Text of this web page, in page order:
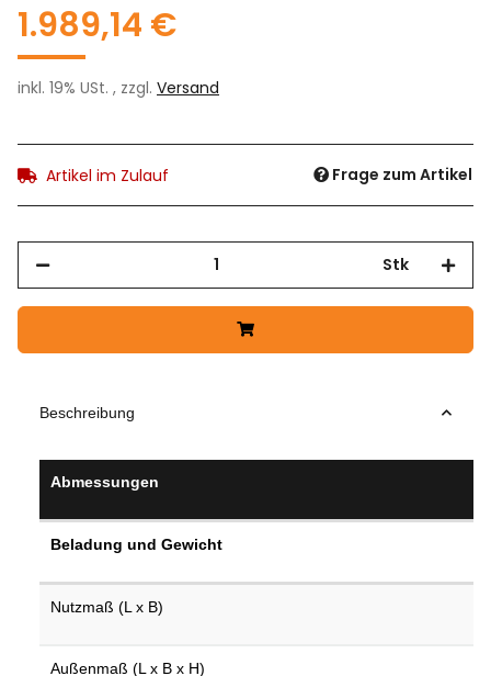
1.989,14 €
inkl. 19% USt. , zzgl. Versand
Artikel im Zulauf Frage zum Artikel
Stk
Beschreibung
Abmessungen
Beladung und Gewicht
Nutzmaß (L x B)
Außenmaß (L x B x H)